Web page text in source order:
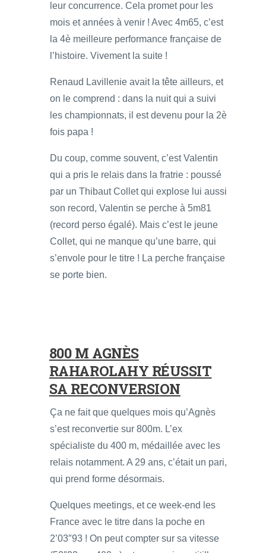
leur concurrence. Cela promet pour les
mois et années à venir ! Avec 4m65, c’est
la 4è meilleure performance française de
l’histoire. Vivement la suite !
Renaud Lavillenie avait la tête ailleurs, et
on le comprend : dans la nuit qui a suivi
les championnats, il est devenu pour la 2è
fois papa !
Du coup, comme souvent, c’est Valentin
qui a pris le relais dans la fratrie : poussé
par un Thibaut Collet qui explose lui aussi
son record, Valentin se perche à 5m81
(record perso égalé). Mais c’est le jeune
Collet, qui ne manque qu’une barre, qui
s’envole pour le titre ! La perche française
se porte bien.
800 M AGNÈS
RAHAROLAHY RÉUSSIT
SA RECONVERSION
Ça ne fait que quelques mois qu’Agnès
s’est reconvertie sur 800m. L’ex
spécialiste du 400 m, médaillée avec les
relais notamment. A 29 ans, c’était un pari,
qui prend forme désormais.
Quelques meetings, et ce week-end les
France avec le titre dans la poche en
2’03″93 ! On peut compter sur sa vitesse